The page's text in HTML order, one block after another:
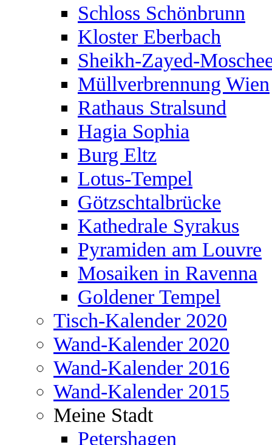
Schloss Schönbrunn
Kloster Eberbach
Sheikh-Zayed-
Müllverbrennung Wien
Rathaus Stralsund
Hagia Sophia
Burg Eltz
Lotus-Tempel
Götzschtalbrücke
Kathedrale Syrakus
Pyramiden am Louvre
Mosaiken in Ravenna
Goldener Tempel
Tisch-Kalender 2020
Wand-Kalender 2020
Wand-Kalender 2016
Wand-Kalender 2015
Meine Stadt
Petershagen